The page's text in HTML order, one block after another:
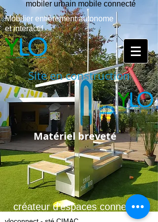
mobiler urbain mobile connecté
Mobilier entièrement autonome
et interactif
Matériel breveté
créateur d'espaces connectés
Site en construction